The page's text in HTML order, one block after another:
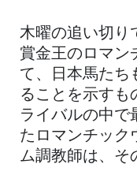
木曜の追い切り
賞金王のロマン
て、日本馬たち
ることを示すも
ライバルの中で
たロマンチック
ム調教師は、そ